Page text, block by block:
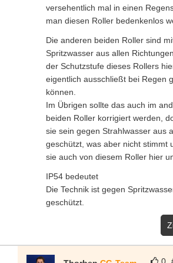
versehentlich mal in einen
man diesen Roller bedenkenlos
Die anderen beiden Roller sind
Spritzwasser aus allen
der Schutzstufe dieses Rollers
eigentlich ausschließt bei Regen
können.
Im Übrigen sollte das auch im
beiden Roller korrigiert werden,
sie sein gegen Strahlwasser aus
geschützt, was aber nicht stimmt
sie auch von diesem Roller hier
IP54 bedeutet
Die Technik ist gegen
geschützt.
0